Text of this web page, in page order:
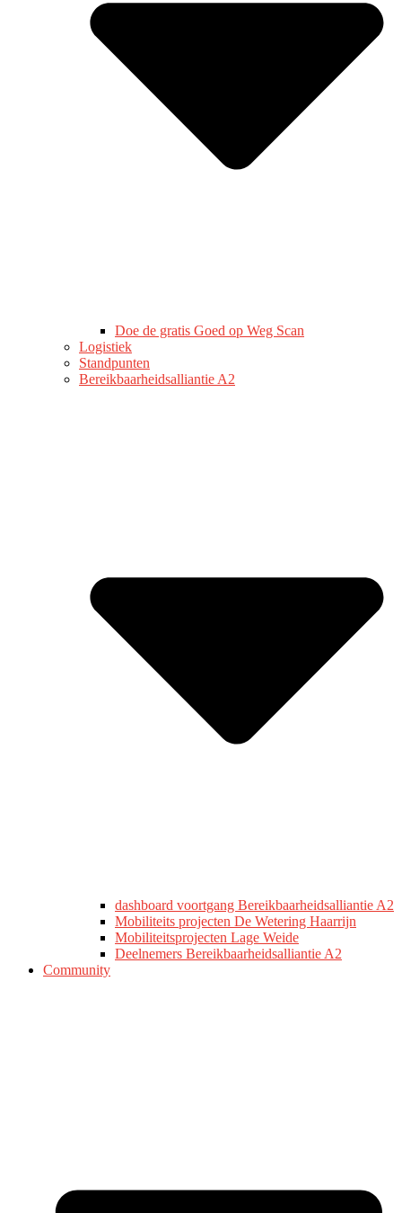
Doe de gratis Goed op Weg Scan
Logistiek
Standpunten
Bereikbaarheidsalliantie A2
dashboard voortgang Bereikbaarheidsalliantie A2
Mobiliteits projecten De Wetering Haarrijn
Mobiliteitsprojecten Lage Weide
Deelnemers Bereikbaarheidsalliantie A2
Community